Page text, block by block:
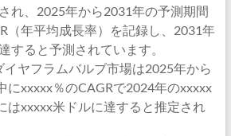
れ、2025年から2031年の予測期間
（年平均成長率）を記録し、2031年
すると予測されています。
ヤフラムバルブ市場は2025年から
にxxxxx％のCAGRで2024年のxxxxx
はxxxxx米ドルに達すると推定され